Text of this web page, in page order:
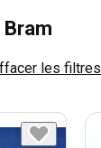
les filtres